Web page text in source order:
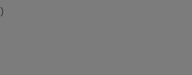
)